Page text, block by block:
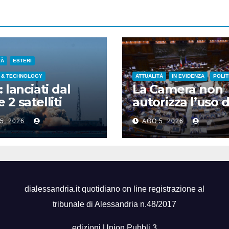
ESTERI
TECHNOLOGY
lanciati dal
2 satelliti
nello
2026
ATTUALITÀ IN EVIDENZA
La Camera non
autorizza l’uso
chat di
voto a scrutinio
segreto
AGO 5, 2026
dialessandria.it quotidiano on line registrazione al
tribunale di Alessandria n.48/2017